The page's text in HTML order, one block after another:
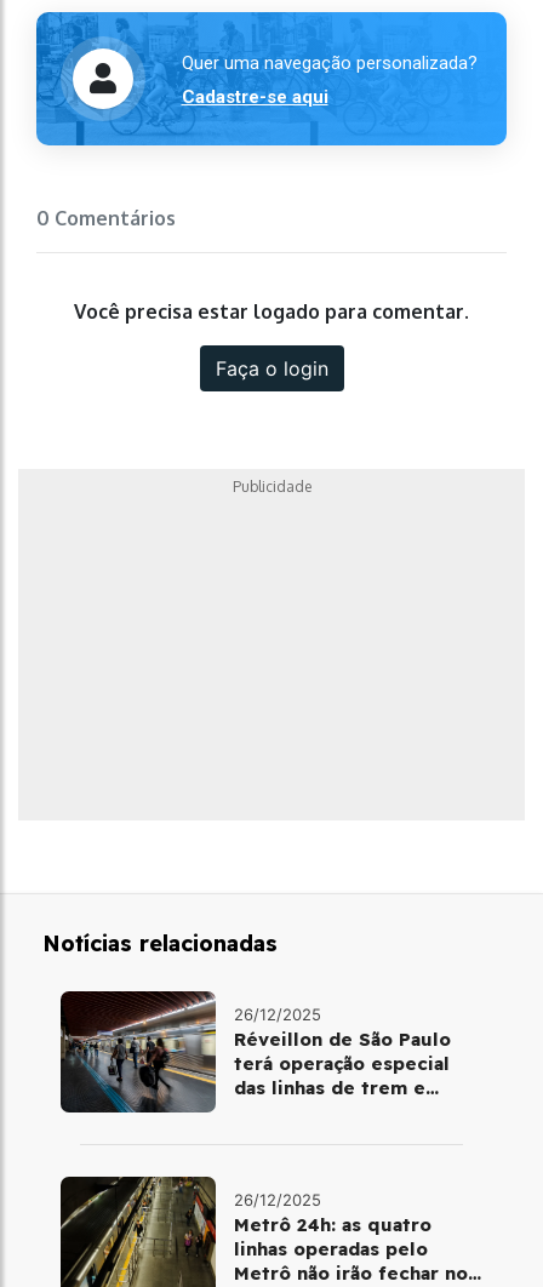
Quer uma navegação personalizada?
Cadastre-se aqui
0 Comentários
Você precisa estar logado para comentar.
Faça o login
Publicidade
Notícias relacionadas
26/12/2025
Réveillon de São Paulo
terá operação especial
das linhas de trem e
26/12/2025
Metrô 24h: as quatro
linhas operadas pelo
Metrô não irão fechar no